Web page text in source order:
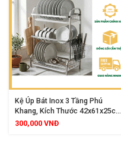
Kệ Úp Bát Inox 3 Tầng Phú
Khang, Kích Thước 42x61x25cm,
Đa Năng Chắc Chắn Cho Nhà
300,000 VNĐ